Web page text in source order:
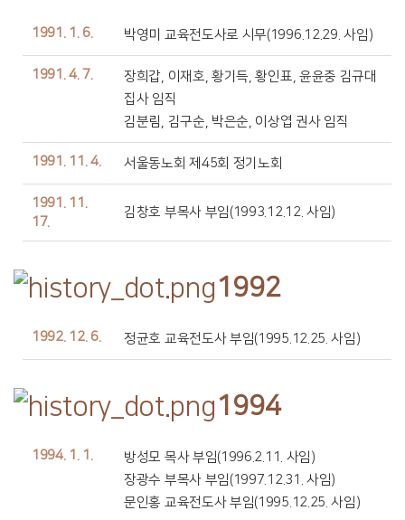
1991. 1. 6. 박영미 교육전도사로 시무(1996.12.29. 사임)
1991. 4. 7.
장희갑, 이재호, 황기득, 황인표, 윤윤중 김규대
집사 임직
김분림, 김구순, 박은순, 이상엽 권사 임직
1991. 11. 4. 서울동노회 제45회 정기노회
1991. 11.
17.
김창호 부목사 부임(1993.12.12. 사임)
1992
1992. 12. 6. 정균호 교육전도사 부임(1995.12.25. 사임)
1994
1994. 1. 1.
방성모 목사 부임(1996.2.11. 사임)
장광수 부목사 부임(1997.12.31. 사임)
문인홍 교육전도사 부임(1995.12.25. 사임)